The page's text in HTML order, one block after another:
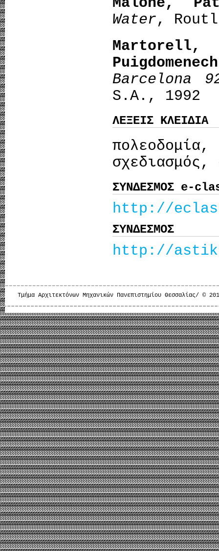
Water,
Puigdomenech
Barcelona
S.A., 1992
ΛΕΞΕΙΣ ΚΛΕΙΔΙΑ
σχεδιασμός,
ΣΥΝΔΕΣΜΟΣ e-
http://
ΣΥΝΔΕΣΜΟΣ
http://
Τμήμα Αρχιτεκτόνων Μηχανικών Πανεπιστημίου Θεσσαλίας/ ©